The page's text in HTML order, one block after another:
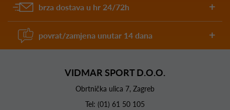
brza dostava u hr 24/72h
povrat/zamjena unutar 14 dana
VIDMAR SPORT D.O.O.
Obrtnička ulica 7, Zagreb
Tel: (01) 61 50 105